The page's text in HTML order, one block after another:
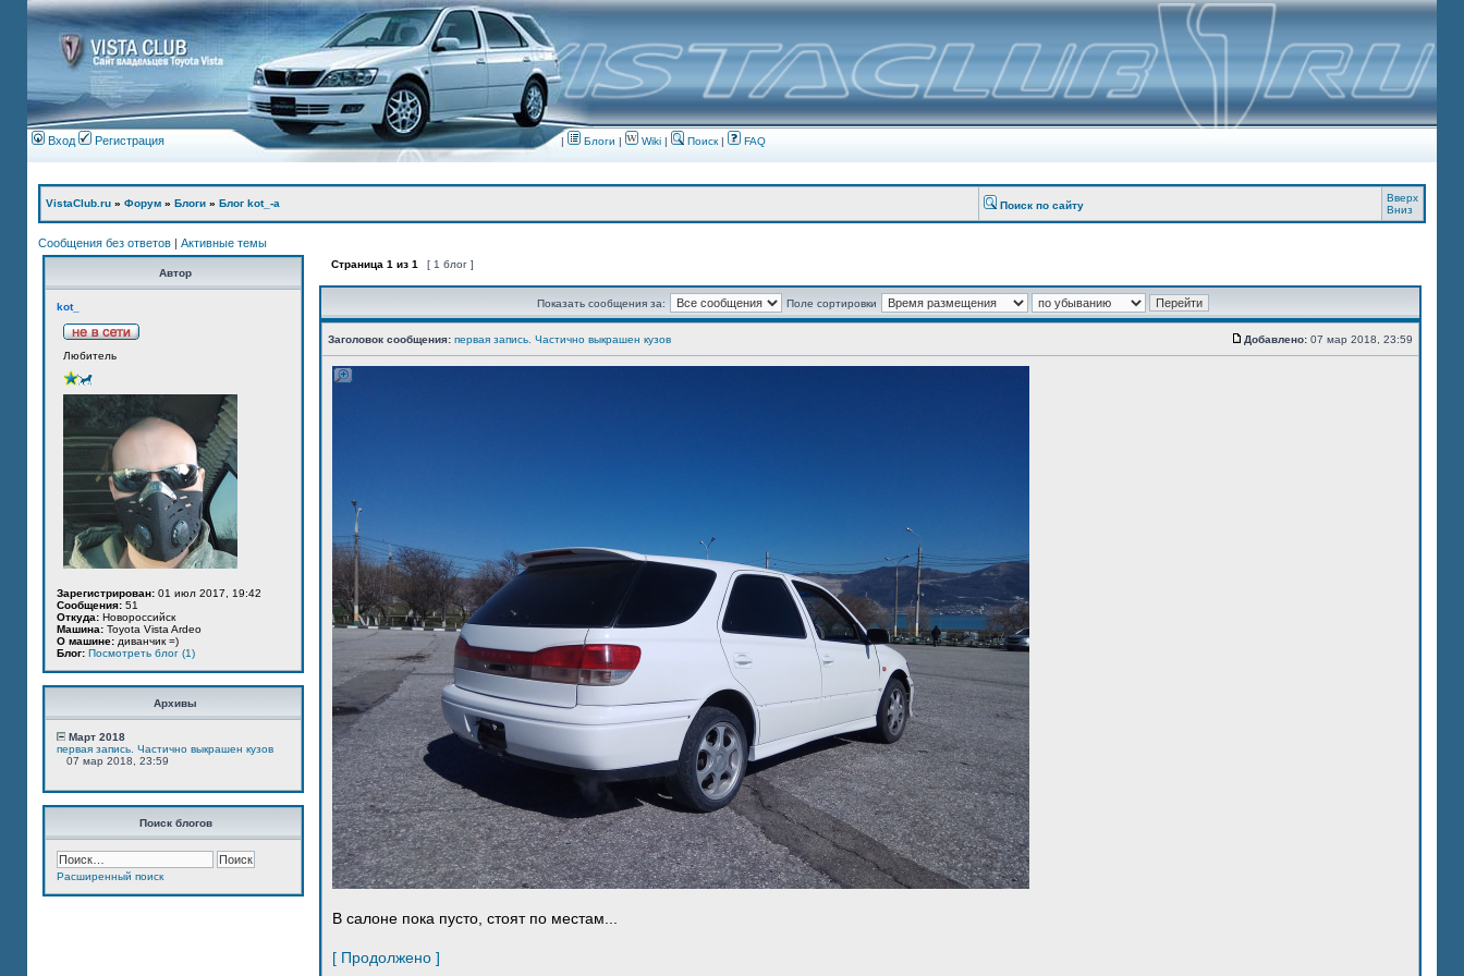
Вход Регистрация | Блоги | Wiki | Поиск| FAQ
VistaClub.ru » Форум » Блоги » Блог kot_-а Поиск по сайту
Вверх
Вниз
Сообщения без ответов | Активные темы
Автор
kot_
Любитель
Зарегистрирован: 01 июл 2017, 19:42
Сообщения: 51
Откуда: Новороссийск
Машина: Toyota Vista Ardeo
О машине: диванчик =)
Блог: Посмотреть блог (1)
Архивы
Март 2018
первая запись. Частично выкрашен кузов
07 мар 2018, 23:59
Поиск блогов
Расширенный поиск
Страница 1 из 1 [ 1 блог ]
Показать сообщения за: Поле сортировки
Заголовок сообщения: первая запись. Частично выкрашен кузов Добавлено: 07 мар 2018, 23:59
В салоне пока пусто, стоят по местам...
[ Продолжено ]